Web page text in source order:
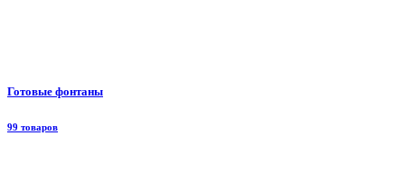
Готовые фонтаны
99 товаров